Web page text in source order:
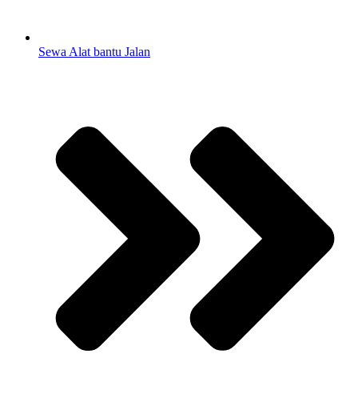
Sewa Alat bantu Jalan